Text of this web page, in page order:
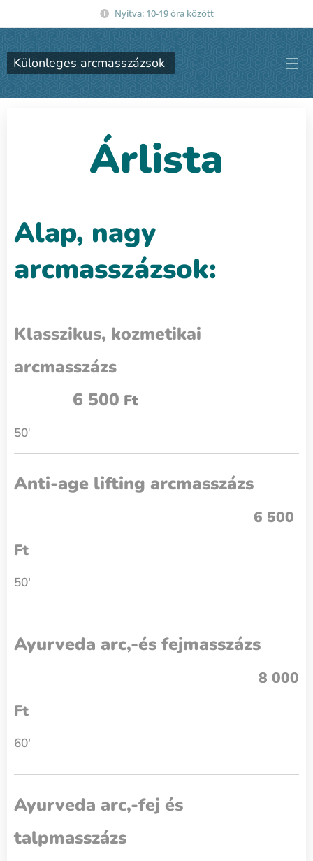
Nyitva: 10-19 óra között
Különleges arcmasszázsok
Árlista
Alap, nagy
arcmasszázsok:
Klasszikus, kozmetikai
arcmasszázs
6 500 Ft
50'
Anti-age lifting arcmasszázs
6 500
Ft
50'
Ayurveda arc,-és fejmasszázs
8 000
Ft
60'
Ayurveda arc,-fej és
talpmasszázs